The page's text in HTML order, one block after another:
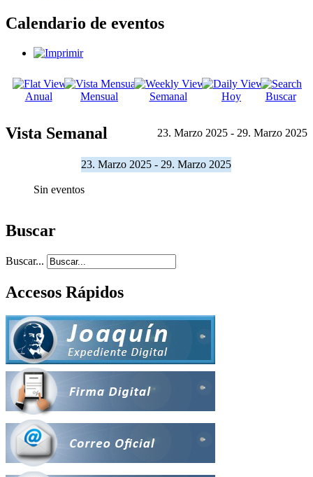
Calendario de eventos
Anual Mensual Semanal Hoy Buscar
Vista Semanal 23. Marzo 2025 - 29. Marzo 2025
23. Marzo 2025 - 29. Marzo 2025
Sin eventos
Buscar
Buscar...
Accesos Rápidos